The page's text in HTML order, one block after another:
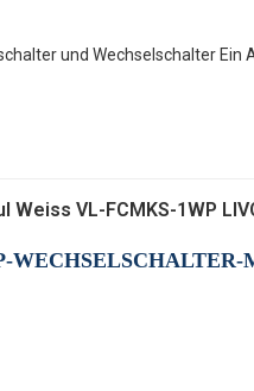
und Wechselschalter Ein
VL-FCMKS-1WP
WECHSELSCHALTER-